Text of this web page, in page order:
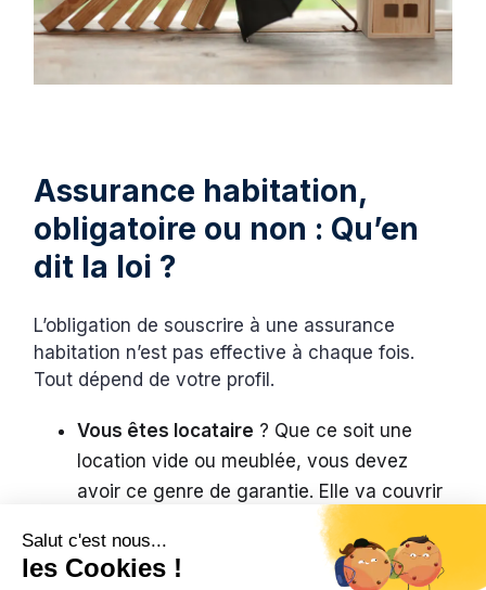
Assurance habitation,
obligatoire ou non : Qu’en
dit la loi ?
L’obligation de souscrire à une assurance
habitation n’est pas effective à chaque fois.
Tout dépend de votre profil.
Vous êtes locataire ? Que ce soit une
location vide ou meublée, vous devez
avoir ce genre de garantie. Elle va couvrir
les dommages que vous avez causés.
Optez pour un contrat d’assurance qui
prend en charge les risques les plus
Salut c'est nous...
les Cookies !